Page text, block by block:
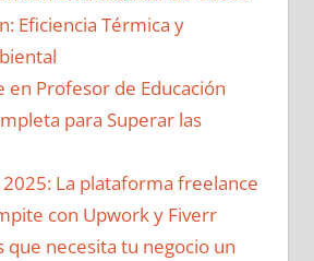
Eficiencia Térmica y
en Profesor de Educación
para Superar las
La plataforma freelance
con Upwork y Fiverr
que necesita tu negocio un